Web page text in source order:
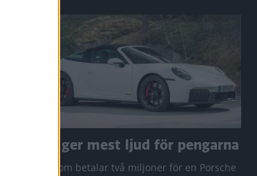
Den ger mest ljud för pengarna
Den som betalar två miljoner för en Porsche